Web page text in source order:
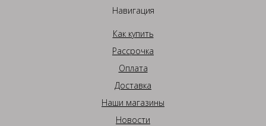
Навигация
Как купить
Рассрочка
Оплата
Доставка
Наши магазины
Новости